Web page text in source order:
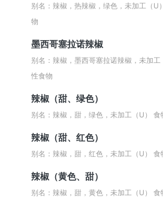
别名：辣椒，热辣椒，绿色，未加工（U
物
墨西哥塞拉诺辣椒
别名：辣椒，墨西哥塞拉诺辣椒，未加
性食物
辣椒（甜、绿色）
别名：辣椒，甜，绿色，未加工（U）食
辣椒（甜、红色）
别名：辣椒，甜，红色，未加工（U）食
辣椒（黄色、甜）
别名：辣椒，甜，黄色，未加工（U）食